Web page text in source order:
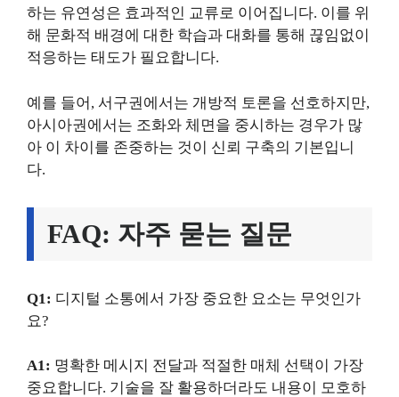
하는 유연성은 효과적인 교류로 이어집니다. 이를 위
해 문화적 배경에 대한 학습과 대화를 통해 끊임없이
적응하는 태도가 필요합니다.
예를 들어, 서구권에서는 개방적 토론을 선호하지만,
아시아권에서는 조화와 체면을 중시하는 경우가 많
아 이 차이를 존중하는 것이 신뢰 구축의 기본입니
다.
FAQ: 자주 묻는 질문
Q1: 디지털 소통에서 가장 중요한 요소는 무엇인가
요?
A1: 명확한 메시지 전달과 적절한 매체 선택이 가장
중요합니다. 기술을 잘 활용하더라도 내용이 모호하